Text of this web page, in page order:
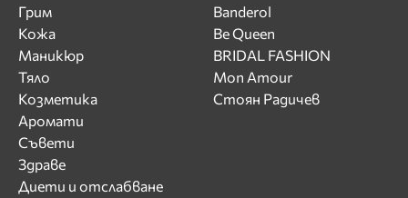
Грим
Кожа
Маникюр
Тяло
Козметика
Аромати
Съвети
Здраве
Диети и отслабване
Banderol
Be Queen
BRIDAL FASHION
Mon Amour
Стоян Радичев